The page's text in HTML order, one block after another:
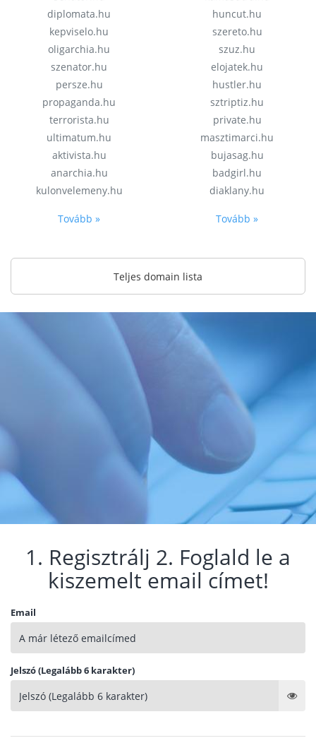
diplomata.hu
kepviselo.hu
oligarchia.hu
szenator.hu
persze.hu
propaganda.hu
terrorista.hu
ultimatum.hu
aktivista.hu
anarchia.hu
kulonvelemeny.hu
Tovább »
huncut.hu
szereto.hu
szuz.hu
elojatek.hu
hustler.hu
sztriptiz.hu
private.hu
masztimarci.hu
bujasag.hu
badgirl.hu
diaklany.hu
Tovább »
Teljes domain lista
1. Regisztrálj 2. Foglald le a
kiszemelt email címet!
Email
Jelszó (Legalább 6 karakter)